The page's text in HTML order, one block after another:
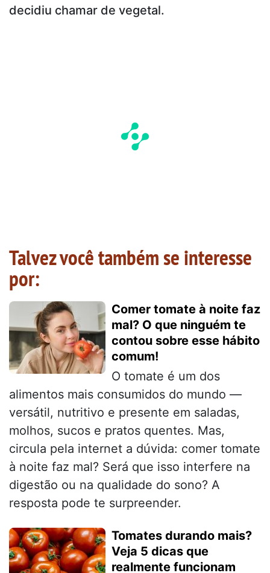
decidiu chamar de vegetal.
Talvez você também se interesse
por:
Comer tomate à noite faz
mal? O que ninguém te
contou sobre esse hábito
comum!
O tomate é um dos
alimentos mais consumidos do mundo —
versátil, nutritivo e presente em saladas,
molhos, sucos e pratos quentes. Mas,
circula pela internet a dúvida: comer tomate
à noite faz mal? Será que isso interfere na
digestão ou na qualidade do sono? A
resposta pode te surpreender.
Tomates durando mais?
Veja 5 dicas que
realmente funcionam